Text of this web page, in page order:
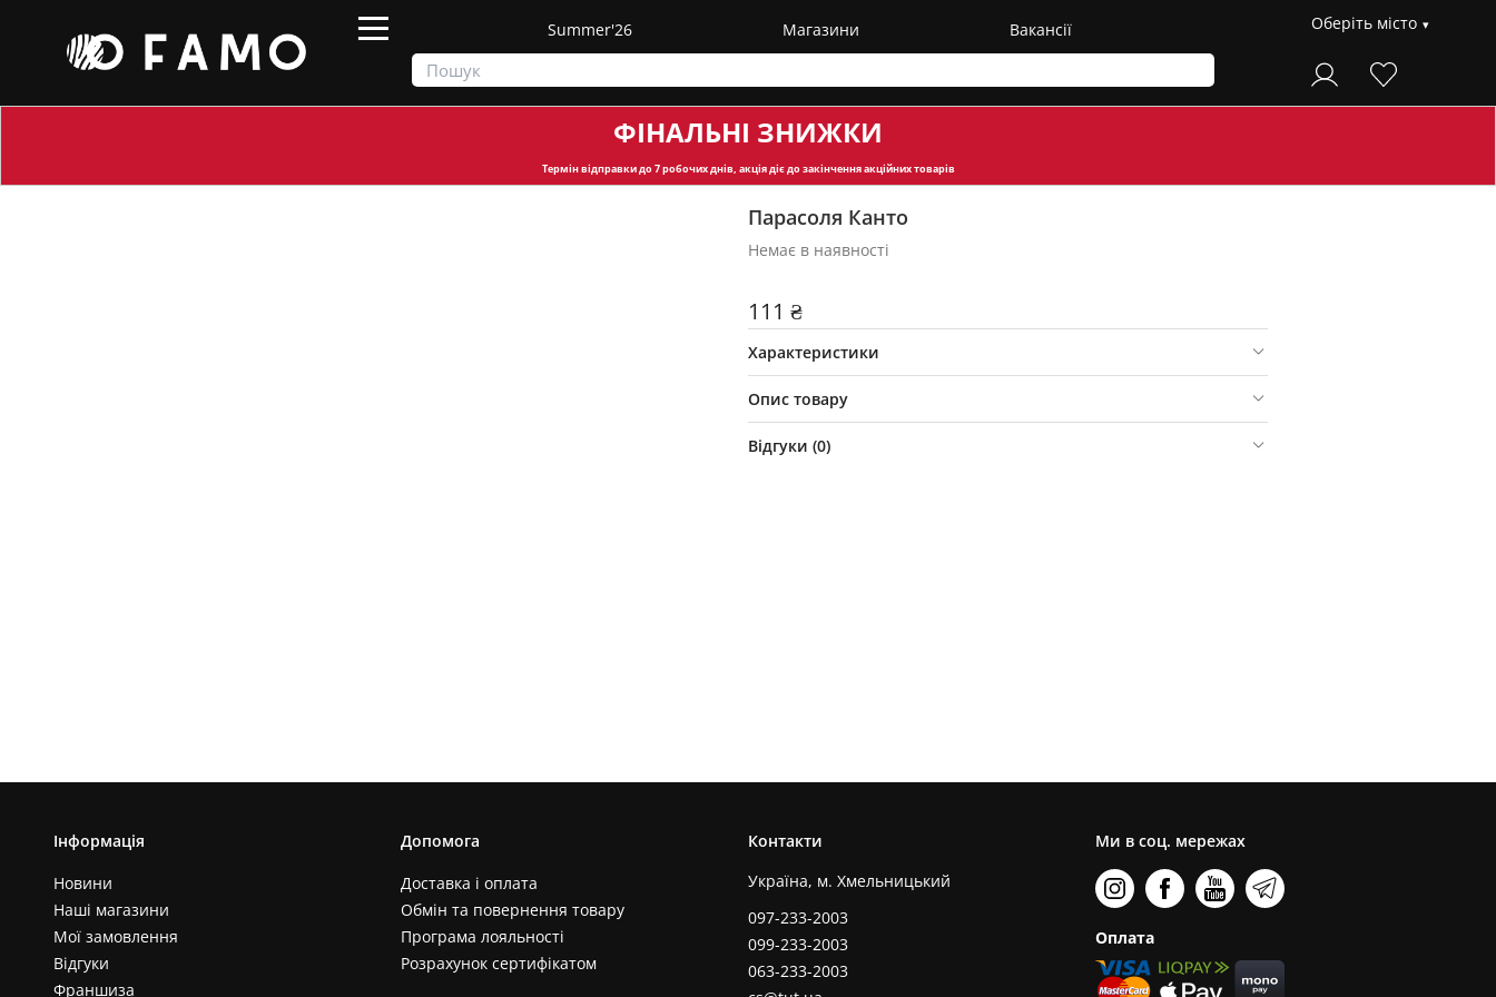
Summer'26 Магазини Вакансії Оберіть місто
ФІНАЛЬНІ ЗНИЖКИ
Термін відправкидо 7 робочих днів, акція діє до закінчення акційних товарів
Парасоля Канто
Немає в наявності
111 ₴
Характеристики
Опис товару
Відгуки (0)
Інформація
Новини
Наші магазини
Мої замовлення
Відгуки
Франшиза
Допомога
Доставка і оплата
Обмін та повернення товару
Програма лояльності
Розрахунок сертифікатом
Контакти
Україна, м. Хмельницький
097-233-2003
099-233-2003
063-233-2003
Ми в соц. мережах
Оплата